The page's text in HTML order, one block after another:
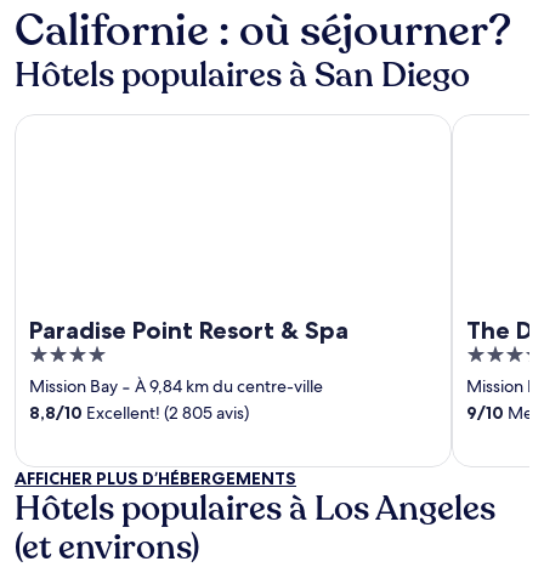
Californie : où séjourner?
Hôtels populaires à San Diego
Paradise Point Resort & Spa
4
out
of
Mission Bay ‐ À 9,84 km du centre-ville
8,8/10 Excellent! (2 805 avis)
Paradise Point Resort & Spa
The
3.5
out
of
Mission
9/10
The Dana
AFFICHER PLUS D’HÉBERGEMENTS
Hôtels populaires à Los Angeles
(et environs)